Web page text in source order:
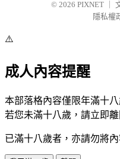
© 2026 PIXNET
隱私權
⚠️
成人內容提醒
本部落格內容僅限年滿十八
若您未滿十八歲，請立即離
已滿十八歲者，亦請勿將